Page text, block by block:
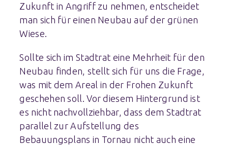
Zukunft in Angriff zu nehmen, entscheidet
man sich für einen Neubau auf der grünen
Wiese.
Sollte sich im Stadtrat eine Mehrheit für den
Neubau finden, stellt sich für uns die Frage,
was mit dem Areal in der Frohen Zukunft
geschehen soll. Vor diesem Hintergrund ist
es nicht nachvollziehbar, dass dem Stadtrat
parallel zur Aufstellung des
Bebauungsplans in Tornau nicht auch eine